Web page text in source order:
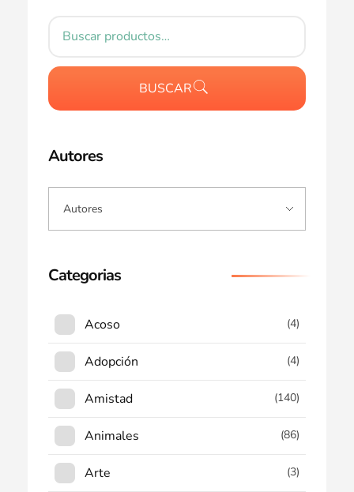
BUSCAR
Autores
Categorias
Acoso (4)
Adopción (4)
Amistad (140)
Animales (86)
Arte (3)